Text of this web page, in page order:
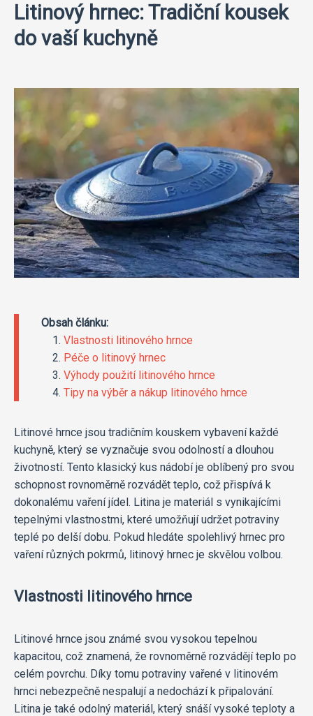
Litinový hrnec: Tradiční kousek
do vaší kuchyně
Obsah článku:
Vlastnosti litinového hrnce
Péče o litinový hrnec
Výhody použití litinového hrnce
Tipy na výběr a nákup litinového hrnce
Litinové hrnce jsou tradičním kouskem vybavení každé
kuchyně, který se vyznačuje svou odolností a dlouhou
životností. Tento klasický kus nádobí je oblíbený pro svou
schopnost rovnoměrně rozvádět teplo, což přispívá k
dokonalému vaření jídel. Litina je materiál s vynikajícími
tepelnými vlastnostmi, které umožňují udržet potraviny
teplé po delší dobu. Pokud hledáte spolehlivý hrnec pro
vaření různých pokrmů, litinový hrnec je skvělou volbou.
Vlastnosti litinového hrnce
Litinové hrnce jsou známé svou vysokou tepelnou
kapacitou, což znamená, že rovnoměrně rozvádějí teplo po
celém povrchu. Díky tomu potraviny vařené v litinovém
hrnci nebezpečně nespalují a nedochází k připalování.
Litina je také odolný materiál, který snáší vysoké teploty a